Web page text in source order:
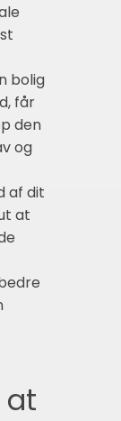
bolig
får
den
og
af dit
at
at